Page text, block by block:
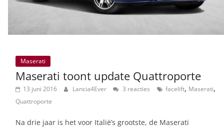
Maserati
Maserati toont update Quattroporte
13 juni 2016 Lancia4Ever 3 reacties facelift, Maserati,
Quattroporte
Na drie jaar is het voor Italië’s grootste, de Maserati